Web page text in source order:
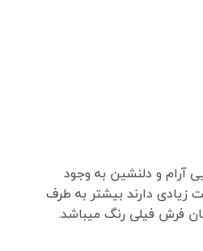
آرام و دلنشین به وجود
زیادی دارند بیشتر به طرف
فرش فیلی رنگ میباشد.